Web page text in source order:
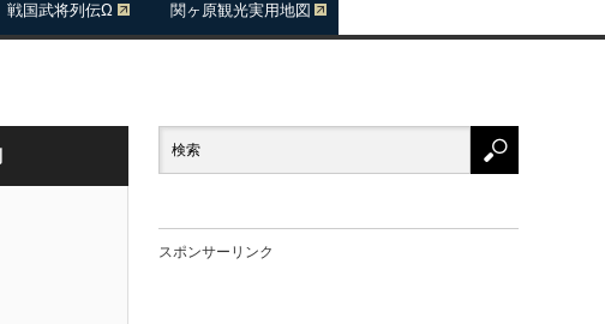
戦国武将列伝Ω 関ヶ原観光実用地図
スポンサーリンク